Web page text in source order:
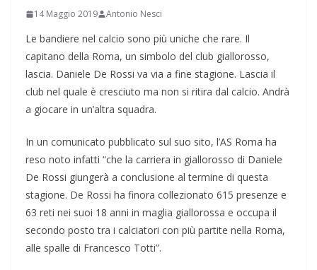
14 Maggio 2019 Antonio Nesci
Le bandiere nel calcio sono più uniche che rare. Il
capitano della Roma, un simbolo del club giallorosso,
lascia. Daniele De Rossi va via a fine stagione. Lascia il
club nel quale è cresciuto ma non si ritira dal calcio. Andrà
a giocare in un’altra squadra.
In un comunicato pubblicato sul suo sito, l’AS Roma ha
reso noto infatti “che la carriera in giallorosso di Daniele
De Rossi giungerà a conclusione al termine di questa
stagione. De Rossi ha finora collezionato 615 presenze e
63 reti nei suoi 18 anni in maglia giallorossa e occupa il
secondo posto tra i calciatori con più partite nella Roma,
alle spalle di Francesco Totti”.